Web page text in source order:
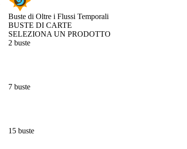
Buste di Oltre i Flussi Temporali
BUSTE DI CARTE
SELEZIONA UN PRODOTTO
2 buste
7 buste
15 buste